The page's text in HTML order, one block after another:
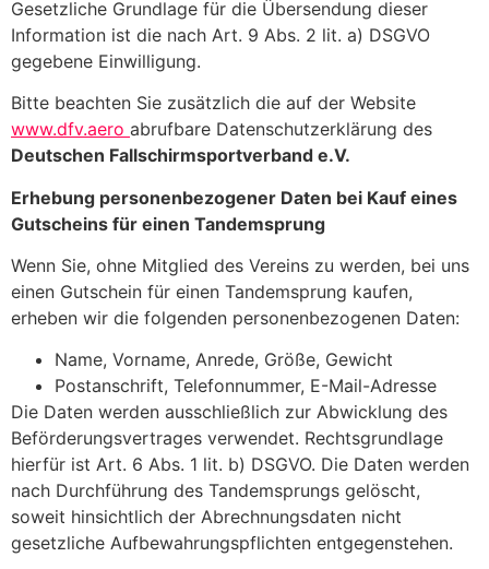
Gesetzliche Grundlage für die Übersendung dieser
Information ist die nach Art. 9 Abs. 2 lit. a) DSGVO
gegebene Einwilligung.
Bitte beachten Sie zusätzlich die auf der Website
www.dfv.aero abrufbare Datenschutzerklärung des
Deutschen Fallschirmsportverband e.V.
Erhebung personenbezogener Daten bei Kauf eines
Gutscheins für einen Tandemsprung
Wenn Sie, ohne Mitglied des Vereins zu werden, bei uns
einen Gutschein für einen Tandemsprung kaufen,
erheben wir die folgenden personenbezogenen Daten:
Name, Vorname, Anrede, Größe, Gewicht
Postanschrift, Telefonnummer, E-Mail-Adresse
Die Daten werden ausschließlich zur Abwicklung des
Beförderungsvertrages verwendet. Rechtsgrundlage
hierfür ist Art. 6 Abs. 1 lit. b) DSGVO. Die Daten werden
nach Durchführung des Tandemsprungs gelöscht,
soweit hinsichtlich der Abrechnungsdaten nicht
gesetzliche Aufbewahrungspflichten entgegenstehen.